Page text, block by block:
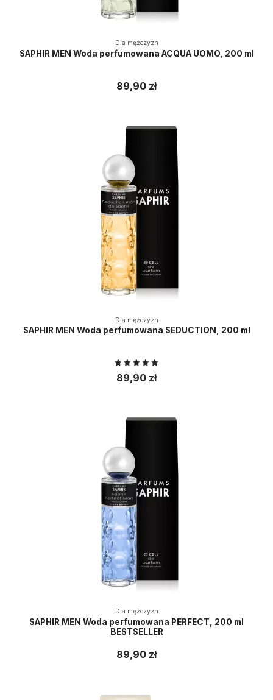
Dla mężczyzn
SAPHIR MEN Woda perfumowana ACQUA UOMO, 200 ml
89,90 zł
Dla mężczyzn
SAPHIR MEN Woda perfumowana SEDUCTION, 200 ml
89,90 zł
Dla mężczyzn
SAPHIR MEN Woda perfumowana PERFECT, 200 ml
BESTSELLER
89,90 zł